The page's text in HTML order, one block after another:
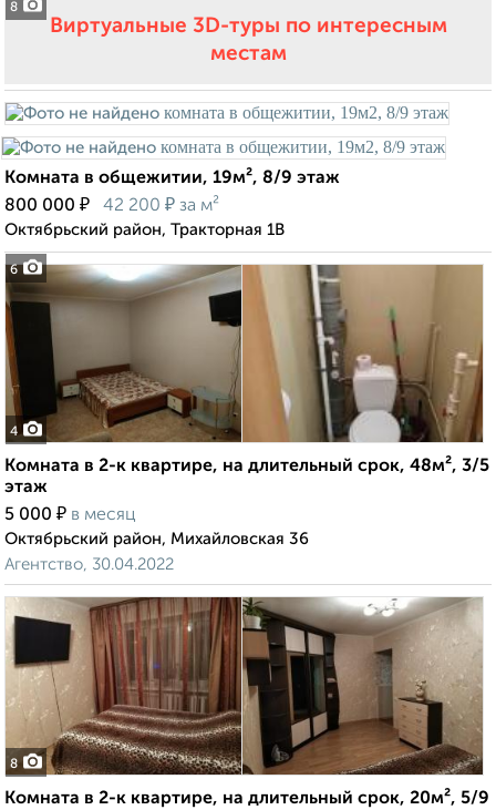
8
Виртуальные 3D-туры по интересным
местам
6
Комната в общежитии, 19м², 8/9 этаж
800 000 ₽ 42 200 ₽ за м²
Октябрьский район, Тракторная 1В
4
Комната в 2-к квартире, на длительный срок, 48м², 3/5
этаж
5 000 ₽ в месяц
Октябрьский район, Михайловская 36
Агентство, 30.04.2022
8
Комната в 2-к квартире, на длительный срок, 20м², 5/9